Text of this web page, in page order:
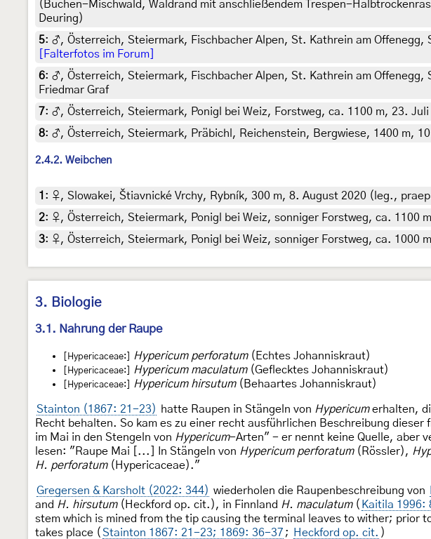
(Buchen-Mischwald, Waldrand mit anschließendem Trespen-
Deuring)
5: ♂, Österreich, Steiermark, Fischbacher Alpen, St. Kathrein am
[Falterfotos im Forum]
6: ♂, Österreich, Steiermark, Fischbacher Alpen, St. Kathrein am
Friedmar Graf
7: ♂, Österreich, Steiermark, Ponigl bei Weiz, Forstweg, ca. 1100 m, 23.
8: ♂, Österreich, Steiermark, Präbichl, Reichenstein, Bergwiese, 1400 m,
2.4.2. Weibchen
1 : ♀, Slowakei, Štiavnické Vrchy, Rybník, 300 m, 8. August 2020 (leg.,
2: ♀, Österreich, Steiermark, Ponigl bei Weiz, sonniger Forstweg, ca. 1100
3: ♀, Österreich, Steiermark, Ponigl bei Weiz, sonniger Forstweg, ca.
3. Biologie
3.1. Nahrung der Raupe
[Hypericaceae:] Hypericum perforatum(Echtes Johanniskraut)
[Hypericaceae:] Hypericum maculatum(Geflecktes Johanniskraut)
[Hypericaceae:] Hypericum hirsutum(Behaartes Johanniskraut)
Stainton (1867: 21-23) hatte Raupen in Stängeln von Hypericumerhalten,
Recht behalten. So kam es zu einer recht ausführlichen Beschreibung
im Mai in den Stengeln von Hypericum-Arten" - er nennt keine Quelle, aber
lesen: "Raupe Mai [...] In Stängeln von Hypericum perforatum(Rössler),
H. perforatum(Hypericaceae)."
Gregersen & Karsholt (2022: 344) wiederholen die Raupenbeschreibung von
and H. hirsutum(Heckford op. cit.), in Finnland H. maculatum( Kaitila 1996:
stem which is mined from the tip causing the terminal leaves to wither; prior
takes place ( Stainton 1867: 21-23; 1869: 36-37 ; Heckford op. cit. )